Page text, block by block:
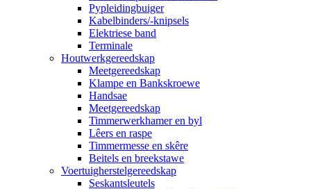
Pypleidingbuiger
Kabelbinders/-knipsels
Elektriese band
Terminale
Houtwerkgereedskap
Meetgereedskap
Klampe en Bankskroewe
Handsae
Meetgereedskap
Timmerwerkhamer en byl
Lêers en raspe
Timmermesse en skêre
Beitels en breekstawe
Voertuigherstelgereedskap
Seskantsleutels